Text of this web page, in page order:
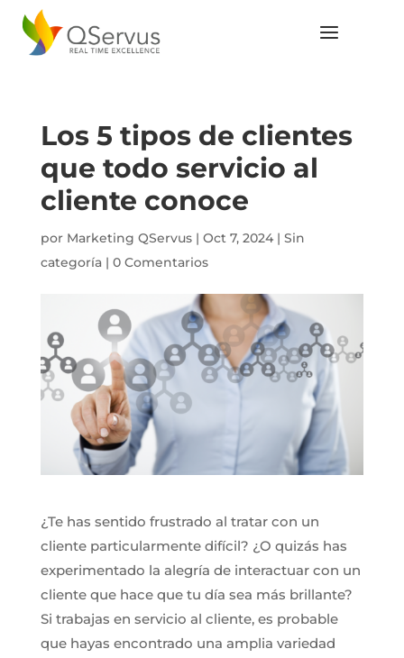
Los 5 tipos de clientes
que todo servicio al
cliente conoce
por Marketing QServus| Oct 7, 2024| Sin
categoría| 0 Comentarios
¿Te has sentido frustrado al tratar con un
cliente particularmente difícil? ¿O quizás has
experimentado la alegría de interactuar con un
cliente que hace que tu día sea más brillante?
Si trabajas en servicio al cliente, es probable
que hayas encontrado una amplia variedad